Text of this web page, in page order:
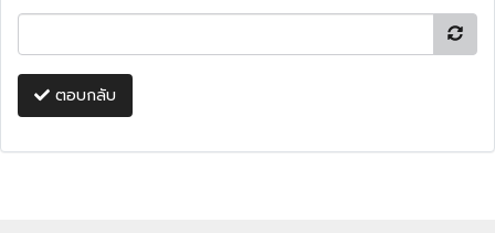
ตอบกลับ